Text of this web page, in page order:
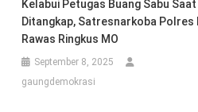
Kelabui Petugas Buang Sabu Saat
Ditangkap, Satresnarkoba Polres
Rawas Ringkus MO
September 8, 2025
gaungdemokrasi